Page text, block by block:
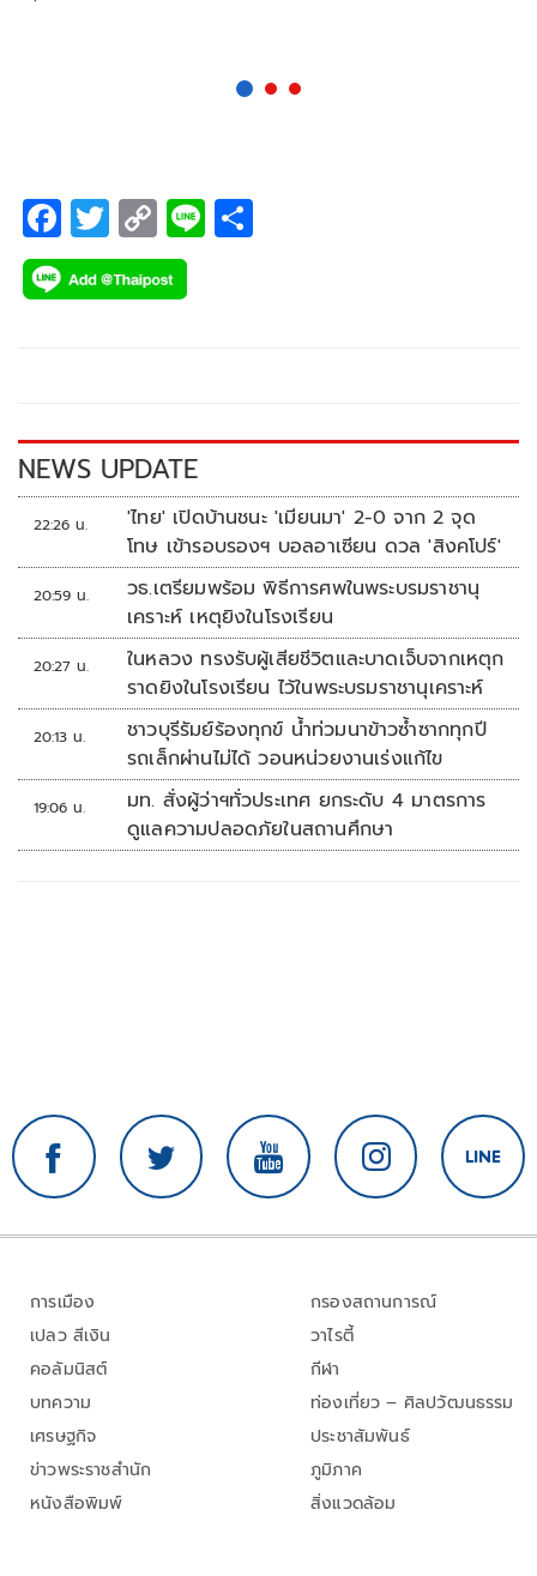
F
ac
e
k
T
wi
tt
C
o
p
k
Li
NEWS UPDATE
22:26 น.
'ไทย' เปิดบ้านชนะ 'เมียนมา' 2-0 จาก 2 จุด
โทษ เข้ารอบรองฯ บอลอาเซียน ดวล 'สิงคโปร์'
20:59 น.
วธ.เตรียมพร้อม พิธีการศพในพระบรมราชานุ
เคราะห์ เหตุยิงในโรงเรียน
20:27 น.
ในหลวง ทรงรับผู้เสียชีวิตและบาดเจ็บจากเหตุก
ราดยิงในโรงเรียน ไว้ในพระบรมราชานุเคราะห์
20:13 น.
ชาวบุรีรัมย์ร้องทุกข์ น้ำท่วมนาข้าวซ้ำซากทุกปี
รถเล็กผ่านไม่ได้ วอนหน่วยงานเร่งแก้ไข
19:06 น.
มท. สั่งผู้ว่าฯทั่วประเทศ ยกระดับ 4 มาตรการ
ดูแลความปลอดภัยในสถานศึกษา
การเมือง
เปลว สีเงิน
คอลัมนิสต์
บทความ
เศรษฐกิจ
ข่าวพระราชสำนัก
หนังสือพิมพ์
กรองสถานการณ์
วาไรตี้
กีฬา
ท่องเที่ยว – ศิลปวัฒนธรรม
ประชาสัมพันธ์
ภูมิภาค
สิ่งแวดล้อม